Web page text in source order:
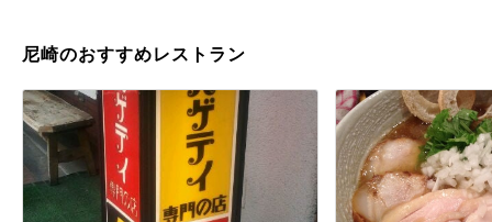
尼崎のおすすめレストラン